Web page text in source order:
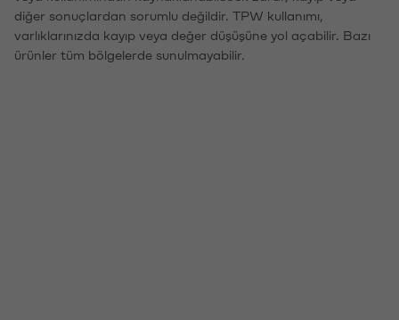
diğer sonuçlardan sorumlu değildir. TPW kullanımı,
varlıklarınızda kayıp veya değer düşüşüne yol açabilir. Bazı
ürünler tüm bölgelerde sunulmayabilir.